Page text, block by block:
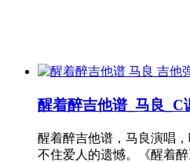
醒着醉吉他谱_马良_C
醒着醉吉他谱，马良演唱
不住爱人的遗憾。《醒着